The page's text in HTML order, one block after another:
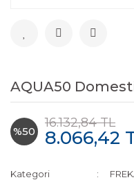
AQUA50
%50
16.132,84 TL
8.066,42
Kategori